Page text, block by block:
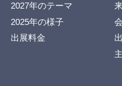
2027年のテーマ
2025年の様子
出展料金